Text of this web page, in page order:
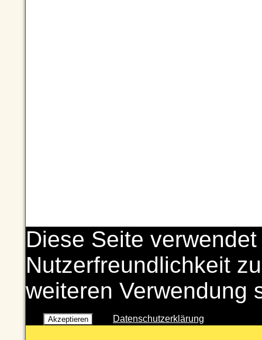
Diese Seite
Nutzerfreundlichkeit
weiteren Verwendung
Akzeptieren Datenschutzerklärung